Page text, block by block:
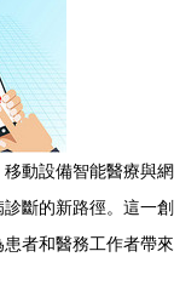
動設備智能醫療與網
斷的新路徑。這一創
者和醫務工作者帶來